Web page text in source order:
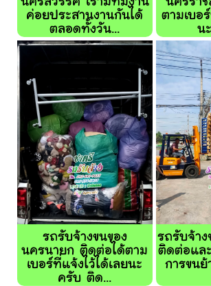
ค่อยประสานงานกันได้
ตลอดทั้งวัน...
ตามเบอ
น
รถรับจ้างขนของ
นครนายก ติดต่อได้ตาม
เบอร์ที่แจ้งไว้ได้เลยนะ
ครับ ติด...
รถรับจ้า
ติดต่อแล
การขน